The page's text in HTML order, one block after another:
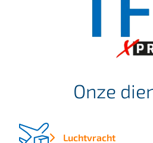
Onze
Luchtvracht